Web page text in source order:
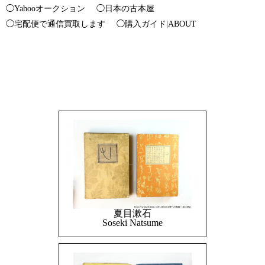
◯Yahooオークション
◯日本の古本屋
◯宅配便で通信買取します
◯購入ガイド|ABOUT
夏目漱石
Soseki Natsume